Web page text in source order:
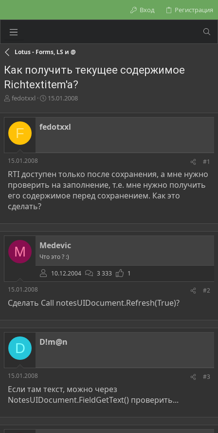
Вход Регистрация
Lotus - Forms, LS и @
Как получить текущее содержимое
Richtextitem'a?
А
т
о
т
м
fedotxxl
Д
т
а
н
а
15.01.2008
F fedotxxl
15.01.2008 #1
RTI доступен только после сохранения, а мне нужно
проверить на заполнение, т.е. мне нужно получить
его содержимое перед сохранением. Как это
сделать?
M Medevic
Что это ? :)
10.12.2004
3 333
1
15.01.2008
#2
Сделать Call notesUIDocument.Refresh(True)?
D D!m@n
15.01.2008 #3
Если там текст, можно через
NotesUIDocument.FieldGetText() проверить...